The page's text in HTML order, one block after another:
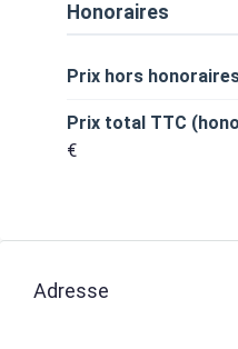
Honoraires
Prix hors
Prix total TTC
€
Adresse